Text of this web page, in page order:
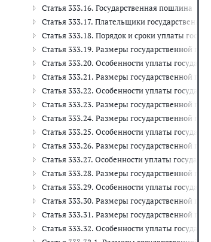
Статья 333.16. Государственная пошлина
Статья 333.17. Плательщики
Статья 333.18. Порядок и сроки уплаты
Статья 333.19. Размеры государственной
Статья 333.20. Особенности уплаты
Статья 333.21. Размеры государственной
Статья 333.22. Особенности уплаты
Статья 333.23. Размеры государственной
Статья 333.24. Размеры государственной
Статья 333.25. Особенности уплаты
Статья 333.26. Размеры государственной
Статья 333.27. Особенности уплаты
Статья 333.28. Размеры государственной
Статья 333.29. Особенности уплаты
Статья 333.30. Размеры государственной
Статья 333.31. Размеры государственной
Статья 333.32. Особенности уплаты